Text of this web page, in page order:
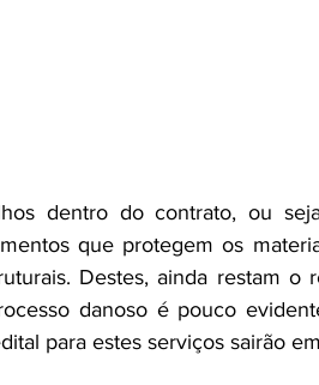
dentro do contrato, ou
que protegem os
Destes, ainda restam o
danoso é pouco
para estes serviços sairão